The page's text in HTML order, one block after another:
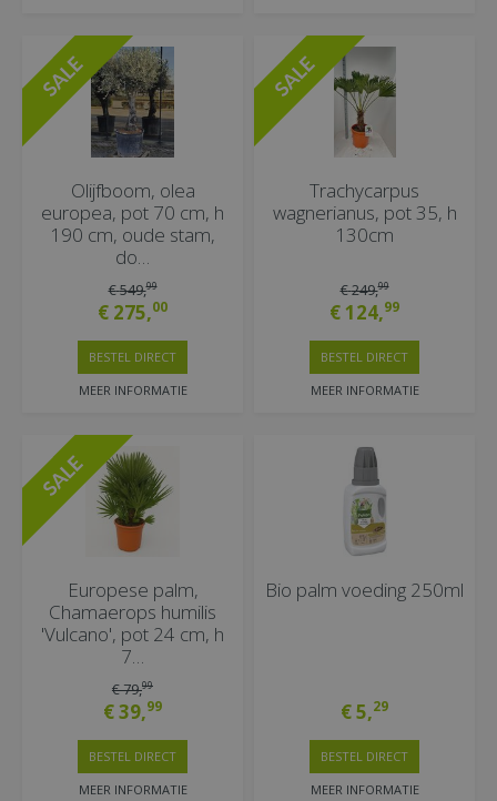
Olijfboom, olea
europea, pot 70 cm, h
190 cm, oude stam,
do…
€549,99
€ 275,00
MEER INFORMATIE
BESTEL DIRECT
Trachycarpus
wagnerianus, pot 35, h
130cm
€249,99
€124,99
MEER INFORMATIE
BESTEL DIRECT
Europese palm,
Chamaerops humilis
'Vulcano', pot 24 cm, h
7…
€79,99
€39,99
MEER INFORMATIE
BESTEL DIRECT
Bio palm voeding 250ml
€5,29
MEER INFORMATIE
BESTEL DIRECT